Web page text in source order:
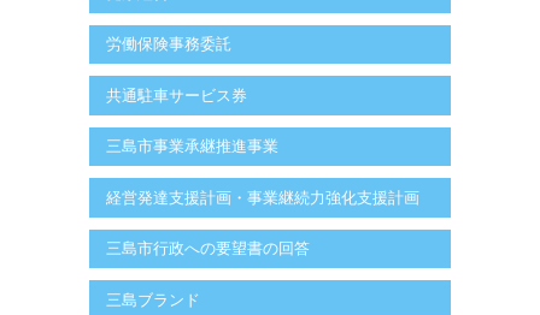
労働保険事務委託
共通駐車サービス券
三島市事業承継推進事業
経営発達支援計画・事業継続力強化支援計画
三島市行政への要望書の回答
三島ブランド